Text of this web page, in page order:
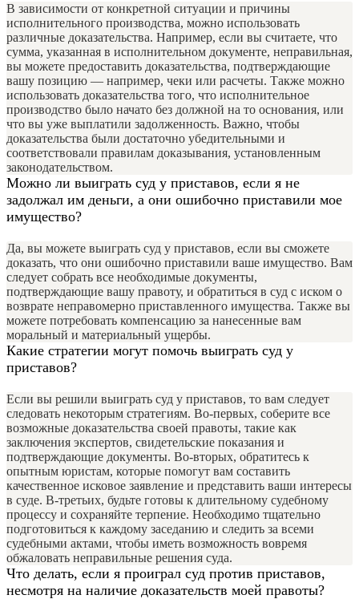
В зависимости от конкретной ситуации и причины
исполнительного производства, можно использовать
различные доказательства. Например, если вы считаете, что
сумма, указанная в исполнительном документе, неправильная,
вы можете предоставить доказательства, подтверждающие
вашу позицию — например, чеки или расчеты. Также можно
использовать доказательства того, что исполнительное
производство было начато без должной на то основания, или
что вы уже выплатили задолженность. Важно, чтобы
доказательства были достаточно убедительными и
соответствовали правилам доказывания, установленным
законодательством.
Можно ли выиграть суд у приставов, если я не
задолжал им деньги, а они ошибочно приставили мое
имущество?
Да, вы можете выиграть суд у приставов, если вы сможете
доказать, что они ошибочно приставили ваше имущество. Вам
следует собрать все необходимые документы,
подтверждающие вашу правоту, и обратиться в суд с иском о
возврате неправомерно приставленного имущества. Также вы
можете потребовать компенсацию за нанесенные вам
моральный и материальный ущербы.
Какие стратегии могут помочь выиграть суд у
приставов?
Если вы решили выиграть суд у приставов, то вам следует
следовать некоторым стратегиям. Во-первых, соберите все
возможные доказательства своей правоты, такие как
заключения экспертов, свидетельские показания и
подтверждающие документы. Во-вторых, обратитесь к
опытным юристам, которые помогут вам составить
качественное исковое заявление и представить ваши интересы
в суде. В-третьих, будьте готовы к длительному судебному
процессу и сохраняйте терпение. Необходимо тщательно
подготовиться к каждому заседанию и следить за всеми
судебными актами, чтобы иметь возможность вовремя
обжаловать неправильные решения суда.
Что делать, если я проиграл суд против приставов,
несмотря на наличие доказательств моей правоты?